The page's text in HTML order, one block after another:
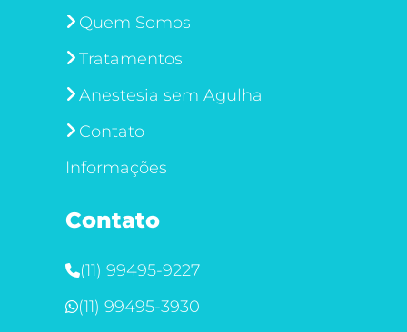
Quem Somos
Tratamentos
Anestesia sem Agulha
Contato
Informações
Contato
(11) 99495-9227
(11) 99495-3930